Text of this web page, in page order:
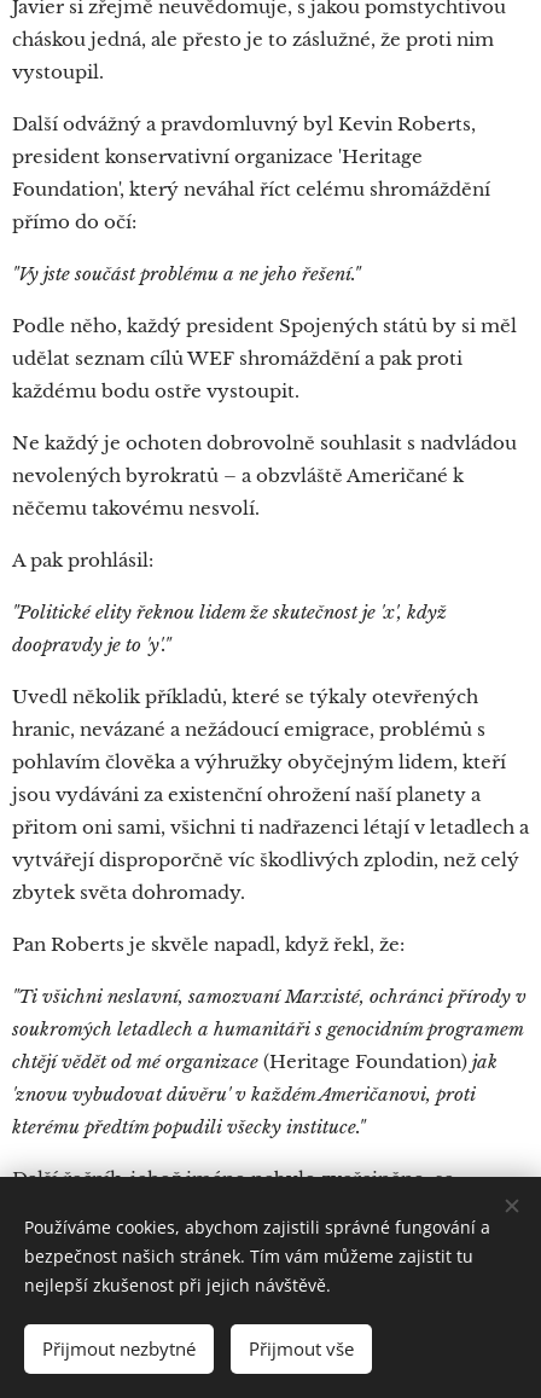
Javier si zřejmě neuvědomuje, s jakou pomstychtivou
cháskou jedná, ale přesto je to záslužné, že proti nim
vystoupil.
Další odvážný a pravdomluvný byl Kevin Roberts,
president konservativní organizace 'Heritage
Foundation', který neváhal říct celému shromáždění
přímo do očí:
"Vy jste součást problému a ne jeho řešení."
Podle něho, každý president Spojených států by si měl
udělat seznam cílů WEF shromáždění a pak proti
každému bodu ostře vystoupit.
Ne každý je ochoten dobrovolně souhlasit s nadvládou
nevolených byrokratů – a obzvláště Američané k
něčemu takovému nesvolí.
A pak prohlásil:
"Politické elity řeknou lidem že skutečnost je 'x', když
doopravdy je to 'y'."
Uvedl několik příkladů, které se týkaly otevřených
hranic, nevázané a nežádoucí emigrace, problémů s
pohlavím člověka a výhružky obyčejným lidem, kteří
jsou vydáváni za existenční ohrožení naší planety a
přitom oni sami, všichni ti nadřazenci létají v letadlech a
vytvářejí disproporčně víc škodlivých zplodin, než celý
zbytek světa dohromady.
Pan Roberts je skvěle napadl, když řekl, že:
"Ti všichni neslavní, samozvaní Marxisté, ochránci přírody v
soukromých letadlech a humanitáři s genocidním programem
chtějí vědět od mé organizace (Heritage Foundation) jak
'znovu vybudovat důvěru' v každém Američanovi, proti
kterému předtím popudili všecky instituce."
Další řečník, jehož jméno nebylo zveřejněno, se
Řekl naprosto přímo:
umožnilo, abych se na ně vymočil a řekl jim: 'k čertu s tebou,
Klaus Schwab a k čertu s WEF.
Používáme cookies, abychom zajistili správné fungování a
bezpečnost našich stránek. Tím vám můžeme zajistit tu
nejlepší zkušenost při jejich návštěvě.
Přijmout nezbytné Přijmout vše